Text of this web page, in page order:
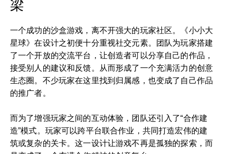
梁
一个成功的沙盒游戏，离不开强大的玩家社区。《小小大
星球》在设计之初便十分重视社交元素。团队为玩家搭建
了一个开放的交流平台，让创造者可以分享自己的作品，
接受别人的建议和反馈。从而形成了一个充满活力的创意
生态圈。不少玩家在这里找到归属感，也变成了自己作品
的推广者。
而为了增强玩家之间的互动体验，团队还引入了“合作建
造”模式。玩家可以跨平台联合作业，共同打造宏伟的建
筑或复杂的关卡。这一设计让游戏不再是孤独的探索，而